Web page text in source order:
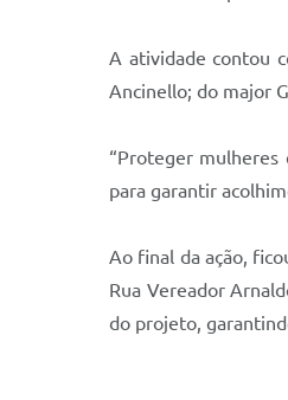
A atividade contou
Ancinello; do major
“Proteger mulheres
para garantir
Ao final da ação,
Rua Vereador
do projeto,